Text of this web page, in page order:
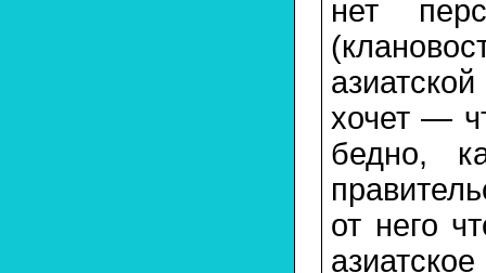
нет
хочет —
бедно,
от него